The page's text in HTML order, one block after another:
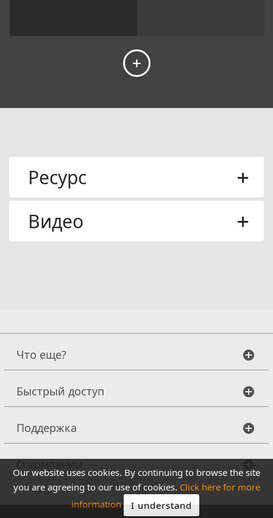
Ресурс
Видео
Что еще?
Быстрый доступ
Поддержка
Our website uses cookies. By continuing to browse the site
you are agreeing to our use of cookies. Click here for more
information
I understand